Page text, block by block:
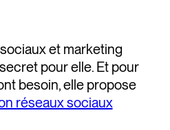
et marketing
pour elle. Et pour
besoin, elle propose
réseaux sociaux